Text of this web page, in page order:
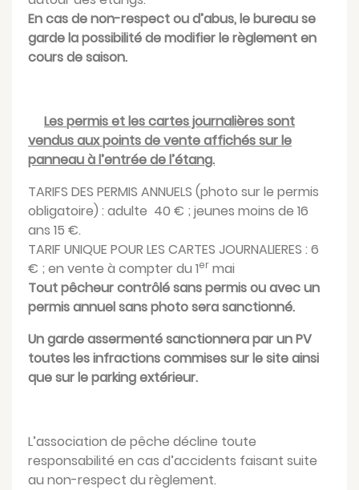
En cas de non-respect ou d’abus, le bureau se
garde la possibilité de modifier le règlement en
cours de saison.
Les permis et les cartes journalières sont
vendus aux points de vente affichés sur le
panneau à l’entrée de l’étang.
TARIFS DES PERMIS ANNUELS (photo sur le permis
obligatoire) : adulte 40 € ; jeunes moins de 16
ans 15 €.
TARIF UNIQUE POUR LES CARTES JOURNALIERES : 6
€ ; en vente à compter du 1er mai
Tout pêcheur contrôlé sans permis ou avec un
permis annuel sans photo sera sanctionné.
Un garde assermenté sanctionnera par un PV
toutes les infractions commises sur le site ainsi
que sur le parking extérieur.
L’association de pêche décline toute
responsabilité en cas d’accidents faisant suite
au non-respect du règlement.